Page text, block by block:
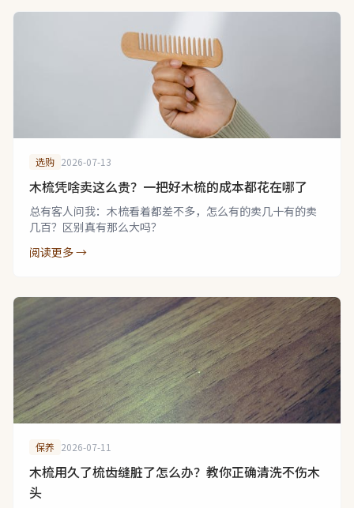
选购 2026-07-13
木梳凭啥卖这么贵？一把好木梳的成本都花在哪了
总有客人问我：木梳看着都差不多，怎么有的卖几十有的卖
几百？区别真有那么大吗？
阅读更多 →
保养 2026-07-11
木梳用久了梳齿缝脏了怎么办？教你正确清洗不伤木
头